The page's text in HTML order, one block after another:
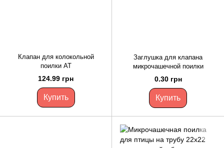
Клапан для колокольной
поилки AT
124.99 грн
Купить
Заглушка для клапана
микрочашечной поилки
0.30 грн
Купить